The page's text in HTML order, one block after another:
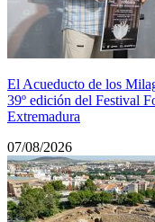
El Acueducto de los
39º edición del Festival
Extremadura
07/08/2026